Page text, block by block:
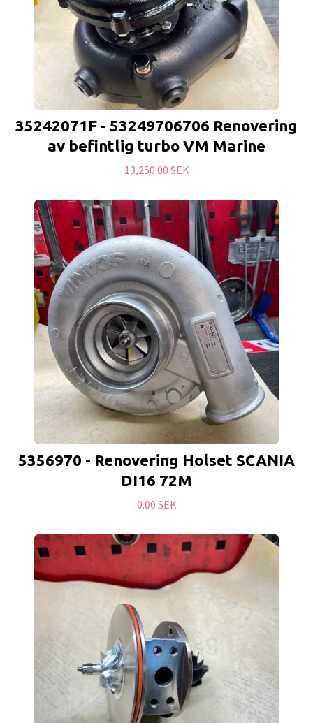
35242071F - 53249706706 Renovering
av befintlig turbo VM Marine
13,250.00 SEK
5356970 - Renovering Holset SCANIA
DI16 72M
0.00 SEK